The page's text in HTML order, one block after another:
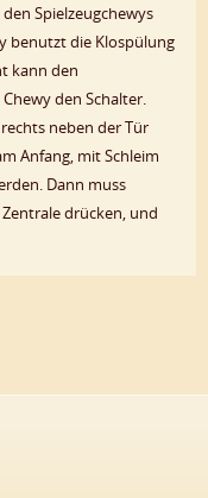
Spielzeugchewys
benutzt die Klospülung
kann den
den Schalter.
neben der Tür
Anfang, mit Schleim
Dann muss
drücken, und